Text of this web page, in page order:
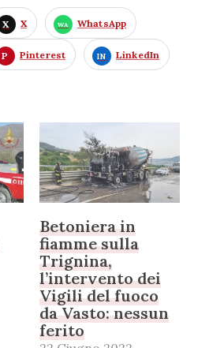
X WhatsApp
Pinterest LinkedIn
Betoniera in
fiamme sulla
Trignina,
l’intervento dei
Vigili del fuoco
da Vasto: nessun
ferito